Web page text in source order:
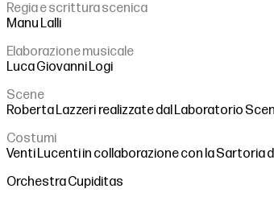
Regia e scrittura scenica
Manu Lalli
Elaborazione musicale
Luca Giovanni Logi
Scene
Roberta Lazzeri realizzate dal Laboratorio
Costumi
Venti Lucenti in collaborazione con la Sartoria
Orchestra Cupiditas